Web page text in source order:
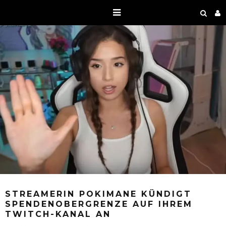
STREAMERIN POKIMANE KÜNDIGT
SPENDENOBERGRENZE AUF IHREM
TWITCH-KANAL AN